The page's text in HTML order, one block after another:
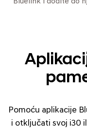
Pomoću aplikacije
i otključati svoj i30